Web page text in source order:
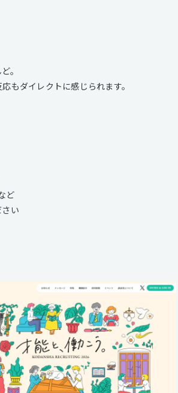
。
もダイレクトに感じられます。
ど
い